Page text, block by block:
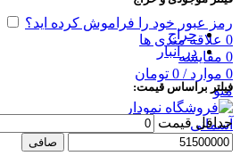
رمز عبور خود را فراموش کرده اید؟
0 علاقه مندی ها
0 مقایسه
0 موارد /
0 تومان
منو
0 موارد /
حراج
در انبار
فیلتر براساس قیمت:
حداقل قیمت
صافی